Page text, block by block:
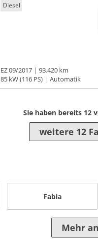
Diesel
EZ 09/2017
93.420 km
85 kW (116 PS)
Automatik
Sie haben bereits 12
weitere 12
Fabia
Mehr